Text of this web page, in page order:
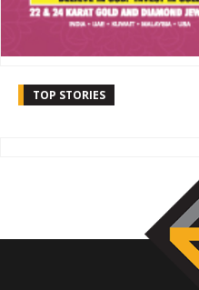
TOP STORIES